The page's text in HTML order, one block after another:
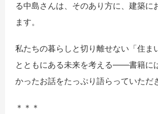
る中島さんは、そのあり方に、 建築に
ます。
私たちの暮らしと切り離せない「住ま
とともにある未来を考える――書籍に
かったお話をたっぷり語らっていただ
＊＊＊